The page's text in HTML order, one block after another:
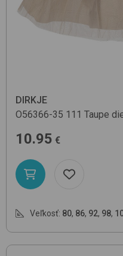
DIRKJE
O56366-35 111 Taupe
10.95 €
Veľkosť: 80, 86, 92, 98,